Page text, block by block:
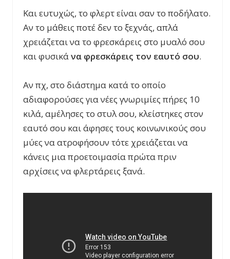
Και ευτυχώς, το φλερτ είναι σαν το ποδήλατο.
Αν το μάθεις ποτέ δεν το ξεχνάς, απλά
χρειάζεται να το φρεσκάρεις στο μυαλό σου
και φυσικάνα φρεσκάρεις τον εαυτό σου.
Αν πχ, στο διάστημα κατά το οποίο
αδιαφορούσες για νέες γνωριμίες πήρες 10
κιλά, αμέλησες το στυλ σου, κλείστηκες στον
εαυτό σου και άφησες τους κοινωνικούς σου
μύες να ατροφήσουν τότε χρειάζεται να
κάνεις μια προετοιμασία πρώτα πριν
αρχίσεις να φλερτάρεις ξανά.